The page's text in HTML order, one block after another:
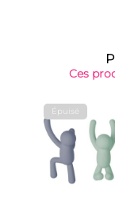
Ces
Épuisé